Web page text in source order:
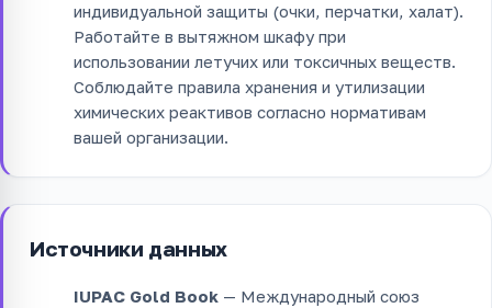
индивидуальной защиты (очки, перчатки, халат).
Работайте в вытяжном шкафу при
использовании летучих или токсичных веществ.
Соблюдайте правила хранения и утилизации
химических реактивов согласно нормативам
вашей организации.
Источники данных
IUPAC Gold Book — Международный союз